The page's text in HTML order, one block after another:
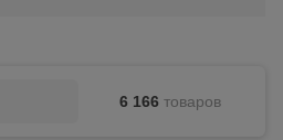
6 166 товаров